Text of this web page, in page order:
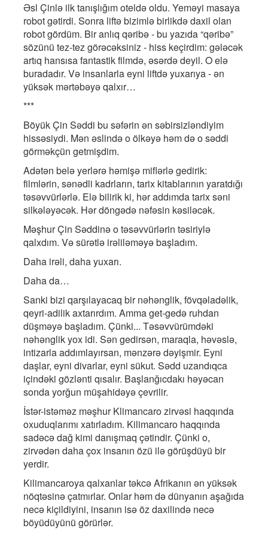
Əsl Çinlə ilk tanışlığım oteldə oldu. Yeməyi masaya
robot gətirdi. Sonra liftə bizimlə birlikdə daxil olan
robot gördüm. Bir anlıq qəribə - bu yazıda “qəribə”
sözünü tez-tez görəcəksiniz - hiss keçirdim: gələcək
artıq hansısa fantastik filmdə, əsərdə deyil. O elə
buradadır. Və insanlarla eyni liftdə yuxarıya - ən
yüksək mərtəbəyə qalxır…
***
Böyük Çin Səddi bu səfərin ən səbirsizləndiyim
hissəsiydi. Mən əslində o ölkəyə həm də o səddi
görməkçün getmişdim.
Adətən belə yerlərə həmişə miflərlə gedirik:
filmlərin, sənədli kadrların, tarix kitablarının yaratdığı
təsəvvürlərlə. Elə bilirik ki, hər addımda tarix səni
silkələyəcək. Hər döngədə nəfəsin kəsiləcək.
Məşhur Çin Səddinə o təsəvvürlərin təsiriylə
qalxdım. Və sürətlə irəliləməyə başladım.
Daha irəli, daha yuxarı.
Daha da…
Sanki bizi qarşılayacaq bir nəhənglik, fövqəladəlik,
qeyri-adilik axtarırdım. Amma get-gedə ruhdan
düşməyə başladım. Çünki... Təsəvvürümdəki
nəhənglik yox idi. Sən gedirsən, maraqla, həvəslə,
intizarla addımlayırsan, mənzərə dəyişmir. Eyni
daşlar, eyni divarlar, eyni sükut. Sədd uzandıqca
içindəki gözlənti qısalır. Başlanğıcdakı həyəcan
sonda yorğun müşahidəyə çevrilir.
İstər-istəməz məşhur Klimancaro zirvəsi haqqında
oxuduqlarımı xatırladım. Kilimancaro haqqında
sadəcə dağ kimi danışmaq çətindir. Çünki o,
zirvədən daha çox insanın özü ilə görüşdüyü bir
yerdir.
Kilimancaroya qalxanlar təkcə Afrikanın ən yüksək
nöqtəsinə çatmırlar. Onlar həm də dünyanın aşağıda
necə kiçildiyini, insanın isə öz daxilində necə
böyüdüyünü görürlər.